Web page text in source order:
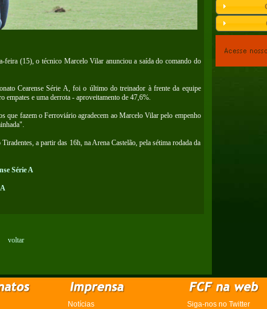
(15), o técnico Marcelo Vilar anunciou a saída do comando do
Cearense Série A, foi o último do treinador à frente da equipe
e uma derrota - aproveitamento de 47,6%.
que fazem o Ferroviário agradecem ao Marcelo Vilar pelo empenho
a partir das 16h, na Arena Castelão, pela sétima rodada da
Série A
voltar
Notícias Siga-nos no Twitter